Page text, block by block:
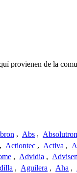
de la
, Abs , Absolutron
, Actiontec , Activa ,
, Advidia , Advisen
, Aguilera , Aha ,